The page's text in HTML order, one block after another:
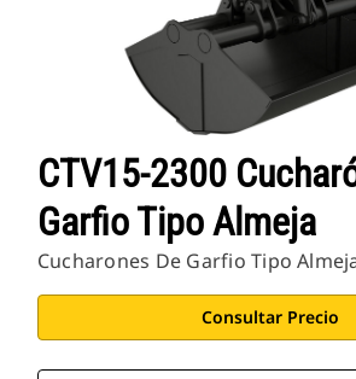
CTV15-2300
Garfio Tipo Almeja
Cucharones De Garfio Tipo
Consultar Precio